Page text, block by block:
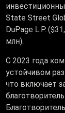
State Street
DuPage L.P.
млн).
С 2023 года
устойчивом
что включает